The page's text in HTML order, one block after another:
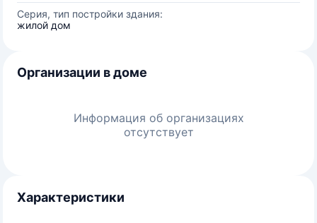
Серия, тип постройки здания:
жилой дом
Организации в доме
Информация об организациях
отсутствует
Характеристики